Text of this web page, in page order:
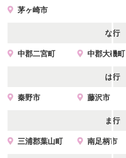
茅ヶ崎市
な行
中郡二宮町 中郡大磯町
は行
秦野市 藤沢市
ま行
三浦郡葉山町 南足柄市